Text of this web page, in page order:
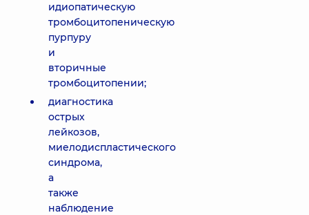
идиопатическую
тромбоцитопеническую
пурпуру
и
вторичные
тромбоцитопении;
диагностика
острых
лейкозов,
миелодиспластического
синдрома,
а
также
наблюдение